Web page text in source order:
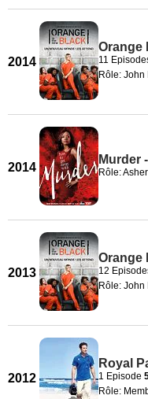
2014
Orange
11
Rôle: John
2014
Murder
Rôle:
2013
Orange
12
Rôle: John
2012
Royal
1 Episode
Rôle: